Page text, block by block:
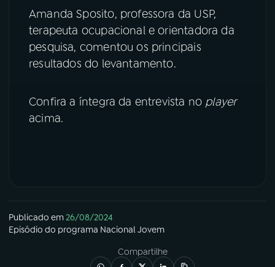
ACOMPANHE A RÁDIO NACIONAL
YouTube Facebook
TikTok
Amanda Sposito, professora da USP,
terapeuta ocupacional e orientadora da
pesquisa, comentou os principais
resultados do levantamento.
Confira a íntegra da entrevista no player
acima.
Publicado em26/08/2024
Episódio do programa Nacional Jovem
Compartilhe